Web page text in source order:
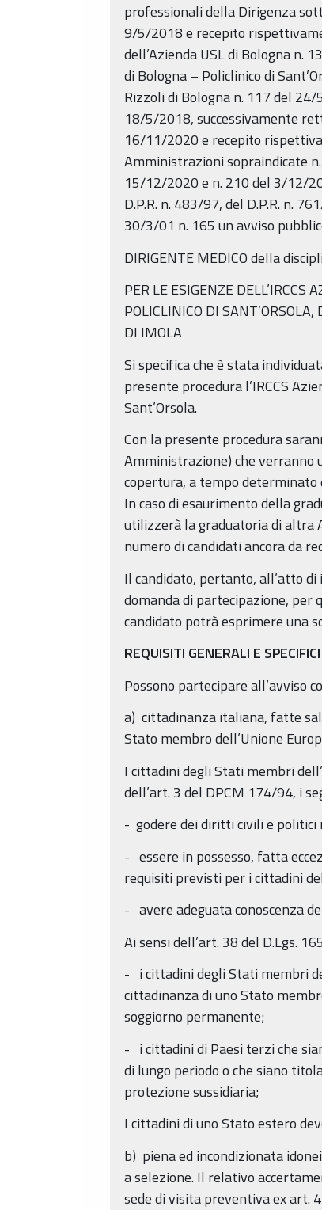
professionali della Dirigenza
9/5/2018 e recepito
dell’Azienda USL di Bologna n.
di Bologna – Policlinico di
Rizzoli di Bologna n. 117 del
18/5/2018, successivamente
16/11/2020 e recepito
Amministrazioni sopraindicate
15/12/2020 e n. 210 del 3/12/
D.P.R. n. 483/97, del D.P.R. n.
30/3/01 n. 165 un avviso
DIRIGENTE MEDICO della
PER LE ESIGENZE
POLICLINICO DI
DI IMOLA
Si specifica che è stata
presente procedura l’IRCCS
Sant’Orsola.
Con la presente procedura
Amministrazione) che
copertura, a tempo determinato
In caso di esaurimento della
utilizzerà la graduatoria di altra
numero di candidati ancora da
Il candidato, pertanto, all’atto
domanda di partecipazione,
candidato potrà esprimere una
REQUISITI GENERALI E SPECIFICI
Possono partecipare all’avviso
a) cittadinanza italiana, fatte
Stato membro dell’Unione
I cittadini degli Stati membri
dell’art. 3 del DPCM 174/94, i
- godere dei diritti civili e
- essere in possesso, fatta
requisiti previsti per i cittadini
- avere adeguata conoscenza
Ai sensi dell’art. 38 del D.Lgs.
- i cittadini degli Stati membri
cittadinanza di uno Stato
soggiorno permanente;
- i cittadini di Paesi terzi che
di lungo periodo o che siano
protezione sussidiaria;
I cittadini di uno Stato estero
b) piena ed incondizionata
a selezione. Il relativo
sede di visita preventiva ex art.